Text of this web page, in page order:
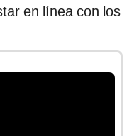
en línea con los